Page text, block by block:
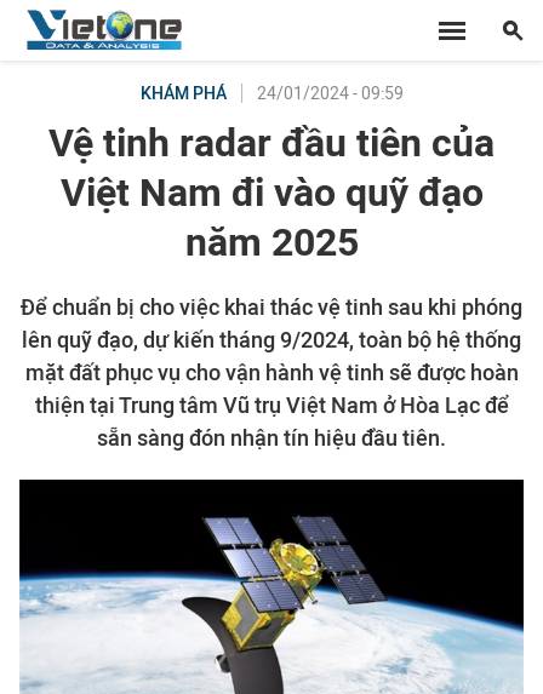
KHÁM PHÁ 24/01/2024 - 09:59
Vệ tinh radar đầu tiên của
Việt Nam đi vào quỹ đạo
năm 2025
Để chuẩn bị cho việc khai thác vệ tinh sau khi phóng
lên quỹ đạo, dự kiến tháng 9/2024, toàn bộ hệ thống
mặt đất phục vụ cho vận hành vệ tinh sẽ được hoàn
thiện tại Trung tâm Vũ trụ Việt Nam ở Hòa Lạc để
sẵn sàng đón nhận tín hiệu đầu tiên.